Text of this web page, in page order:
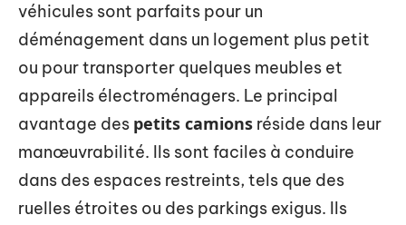
véhicules sont parfaits pour un
déménagement dans un logement plus petit
ou pour transporter quelques meubles et
appareils électroménagers. Le principal
avantage des petits camions réside dans leur
manœuvrabilité. Ils sont faciles à conduire
dans des espaces restreints, tels que des
ruelles étroites ou des parkings exigus. Ils